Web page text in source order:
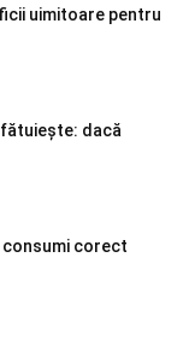
uimitoare pentru
dacă
consumi corect